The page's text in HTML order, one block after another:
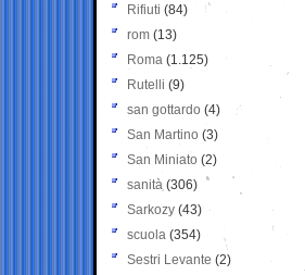
Rifiuti (84)
rom (13)
Roma (1.125)
Rutelli (9)
san gottardo (4)
San Martino (3)
San Miniato (2)
sanità (306)
Sarkozy (43)
scuola (354)
Sestri Levante (2)